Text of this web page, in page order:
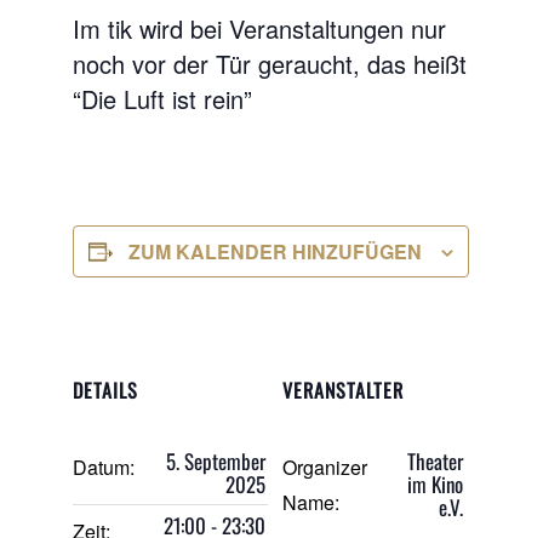
Im tik wird bei Veranstaltungen nur
noch vor der Tür geraucht, das heißt
“Die Luft ist rein”
ZUM KALENDER HINZUFÜGEN
DETAILS
Datum: 5. September
2025
Zeit: 21:00 - 23:30
VERANSTALTER
Organizer
Name:
Theater
im Kino
e.V.